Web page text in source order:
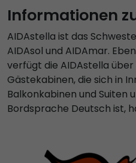
Informationen
AIDAstella ist das
AIDAsol und AIDAmar.
verfügt die AIDAstella über
Gästekabinen, die sich in
Balkonkabinen und Suiten
Bordsprache Deutsch ist,
Unterhaltung erfolgen in